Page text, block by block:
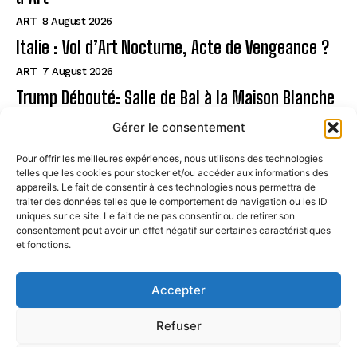
Gérer le consentement
Pour offrir les meilleures expériences, nous utilisons des technologies
telles que les cookies pour stocker et/ou accéder aux informations des
appareils. Le fait de consentir à ces technologies nous permettra de
traiter des données telles que le comportement de navigation ou les ID
uniques sur ce site. Le fait de ne pas consentir ou de retirer son
consentement peut avoir un effet négatif sur certaines caractéristiques
et fonctions.
Accepter
Refuser
ART 8 August 2026
Italie : Vol d’Art Nocturne, Acte de Vengeance ?
ART 7 August 2026
Trump Débouté: Salle de Bal à la Maison Blanche
Page
CONTACT
MENTIONS LÉGALES